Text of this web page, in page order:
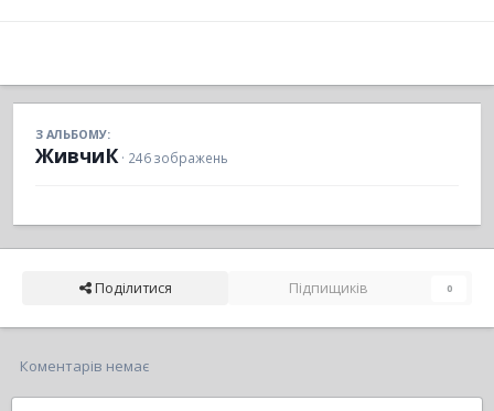
З АЛЬБОМУ:
ЖивчиК · 246 зображень
Поділитися Підпищиків 0
Коментарів немає